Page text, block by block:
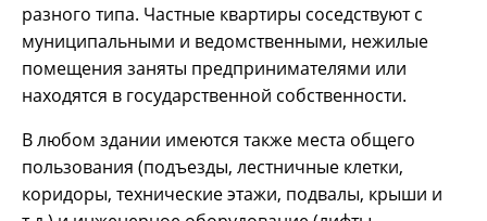
разного типа. Частные квартиры соседствуют с
муниципальными и ведомственными, нежилые
помещения заняты предпринимателями или
находятся в государственной собственности.
В любом здании имеются также места общего
пользования (подъезды, лестничные клетки,
коридоры, технические этажи, подвалы, крыши и